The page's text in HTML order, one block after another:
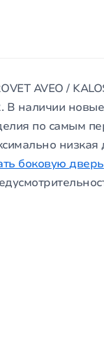
AVEO /
В наличии
по самым
боковую дверь